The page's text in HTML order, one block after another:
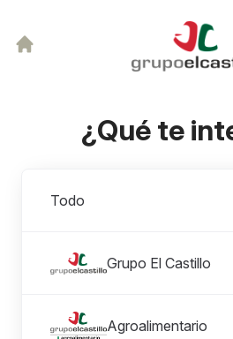
¿Qué te
Todo
Grupo El Castillo
Agroalimentario